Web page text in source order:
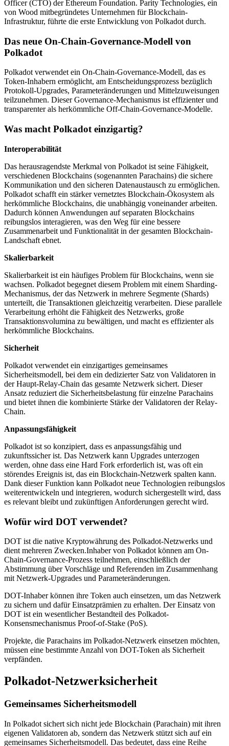
Officer (CTO) der Ethereum Foundation. Parity Technologies, ein
von Wood mitbegründetes Unternehmen für Blockchain-
Infrastruktur, führte die erste Entwicklung von Polkadot durch.
Das neue On-Chain-Governance-Modell von
Polkadot
Polkadot verwendet ein On-Chain-Governance-Modell, das es
Token-Inhabern ermöglicht, am Entscheidungsprozess bezüglich
Protokoll-Upgrades, Parameteränderungen und Mittelzuweisungen
teilzunehmen. Dieser Governance-Mechanismus ist effizienter und
transparenter als herkömmliche Off-Chain-Governance-Modelle.
Was macht Polkadot einzigartig?
Interoperabilität
Das herausragendste Merkmal von Polkadot ist seine Fähigkeit,
verschiedenen Blockchains (sogenannten Parachains) die sichere
Kommunikation und den sicheren Datenaustausch zu ermöglichen.
Polkadot schafft ein stärker vernetztes Blockchain-Ökosystem als
herkömmliche Blockchains, die unabhängig voneinander arbeiten.
Dadurch können Anwendungen auf separaten Blockchains
reibungslos interagieren, was den Weg für eine bessere
Zusammenarbeit und Funktionalität in der gesamten Blockchain-
Landschaft ebnet.
Skalierbarkeit
Skalierbarkeit ist ein häufiges Problem für Blockchains, wenn sie
wachsen. Polkadot begegnet diesem Problem mit einem Sharding-
Mechanismus, der das Netzwerk in mehrere Segmente (Shards)
unterteilt, die Transaktionen gleichzeitig verarbeiten. Diese parallele
Verarbeitung erhöht die Fähigkeit des Netzwerks, große
Transaktionsvolumina zu bewältigen, und macht es effizienter als
herkömmliche Blockchains.
Sicherheit
Polkadot verwendet ein einzigartiges gemeinsames
Sicherheitsmodell, bei dem ein dedizierter Satz von Validatoren in
der Haupt-Relay-Chain das gesamte Netzwerk sichert. Dieser
Ansatz reduziert die Sicherheitsbelastung für einzelne Parachains
und bietet ihnen die kombinierte Stärke der Validatoren der Relay-
Chain.
Anpassungsfähigkeit
Polkadot ist so konzipiert, dass es anpassungsfähig und
zukunftssicher ist. Das Netzwerk kann Upgrades unterzogen
werden, ohne dass eine Hard Fork erforderlich ist, was oft ein
störendes Ereignis ist, das ein Blockchain-Netzwerk spalten kann.
Dank dieser Funktion kann Polkadot neue Technologien reibungslos
weiterentwickeln und integrieren, wodurch sichergestellt wird, dass
es relevant bleibt und zukünftigen Anforderungen gerecht wird.
Wofür wird DOT verwendet?
DOT ist die native Kryptowährung des Polkadot-Netzwerks und
dient mehreren Zwecken.Inhaber von Polkadot können am On-
Chain-Governance-Prozess teilnehmen, einschließlich der
Abstimmung über Vorschläge und Referenden im Zusammenhang
mit Netzwerk-Upgrades und Parameteränderungen.
DOT-Inhaber können ihre Token auch einsetzen, um das Netzwerk
zu sichern und dafür Einsatzprämien zu erhalten. Der Einsatz von
DOT ist ein wesentlicher Bestandteil des Polkadot-
Konsensmechanismus Proof-of-Stake (PoS).
Projekte, die Parachains im Polkadot-Netzwerk einsetzen möchten,
müssen eine bestimmte Anzahl von DOT-Token als Sicherheit
verpfänden.
Polkadot-Netzwerksicherheit
Gemeinsames Sicherheitsmodell
In Polkadot sichert sich nicht jede Blockchain (Parachain) mit ihren
eigenen Validatoren ab, sondern das Netzwerk stützt sich auf ein
gemeinsames Sicherheitsmodell. Das bedeutet, dass eine Reihe